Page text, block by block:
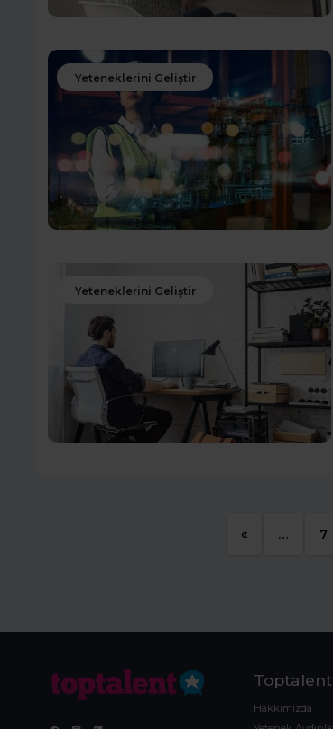
Yeteneklerini Geliştir
Yeteneklerini Geliştir
« … 7
Toptalent
Hakkımızda